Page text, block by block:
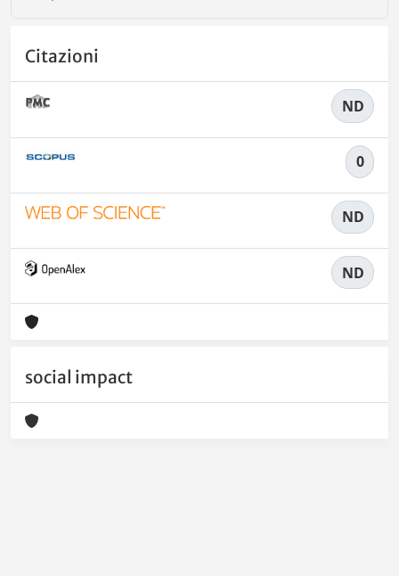
Citazioni
ND
0
ND
ND
social impact